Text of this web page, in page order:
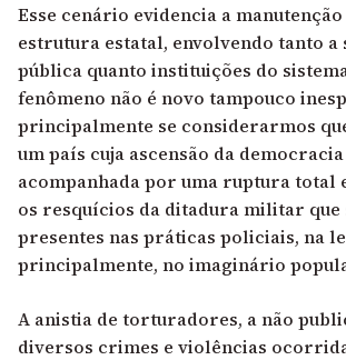
Esse cenário evidencia a manutenção
estrutura estatal, envolvendo tanto a
pública quanto instituições do
fenômeno não é novo tampouco
principalmente se considerarmos
um país cuja ascensão da
acompanhada por uma ruptura total
os resquícios da ditadura militar que
presentes nas práticas policiais, na
principalmente, no imaginário
A anistia de torturadores, a não
diversos crimes e violências